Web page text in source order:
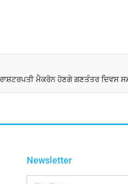
Newsletter